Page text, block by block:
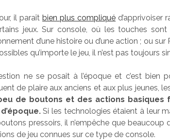
il paraît bien plus compliqué d’apprivoiser
jeux. Sur console, où les touches
d’une histoire ou d’une action ; ou
qu’importe le jeu, il n’est pas toujours
ne se posait à l’époque et c’est bien
de plaire aux anciens et aux plus jeunes,
de boutons et des actions basiques
Si les technologies étaient à leur
pressoirs, il n’empêche que beaucoup
de jeu connues sur ce type de console.